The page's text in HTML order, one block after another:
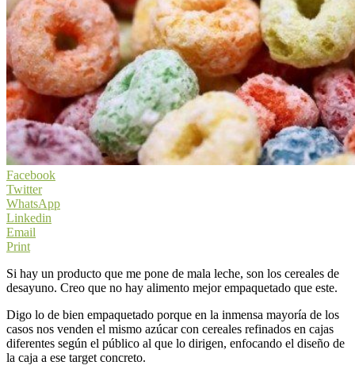
Facebook
Twitter
WhatsApp
Linkedin
Email
Print
Si hay un producto que me pone de mala leche, son los cereales de
desayuno. Creo que no hay alimento mejor empaquetado que este.
Digo lo de bien empaquetado porque en la inmensa mayoría de los
casos nos venden el mismo azúcar con cereales refinados en cajas
diferentes según el público al que lo dirigen, enfocando el diseño de
la caja a ese target concreto.